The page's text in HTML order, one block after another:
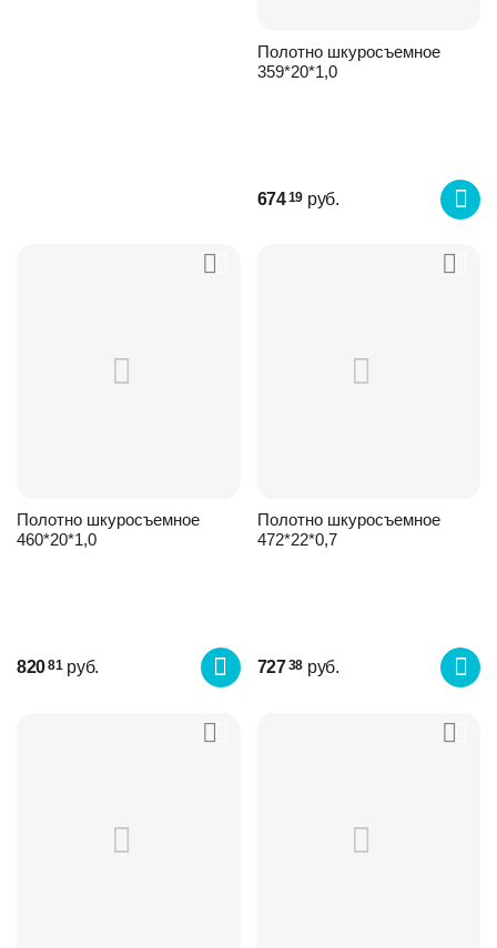
Полотно шкуросъемное
359*20*1,0
67419 руб.
Полотно шкуросъемное
460*20*1,0
82081 руб.
Полотно шкуросъемное
472*22*0,7
72738 руб.